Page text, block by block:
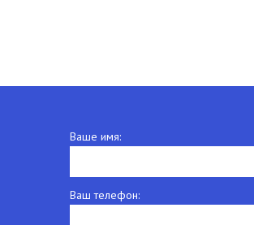
Ваше имя:
Ваш телефон: